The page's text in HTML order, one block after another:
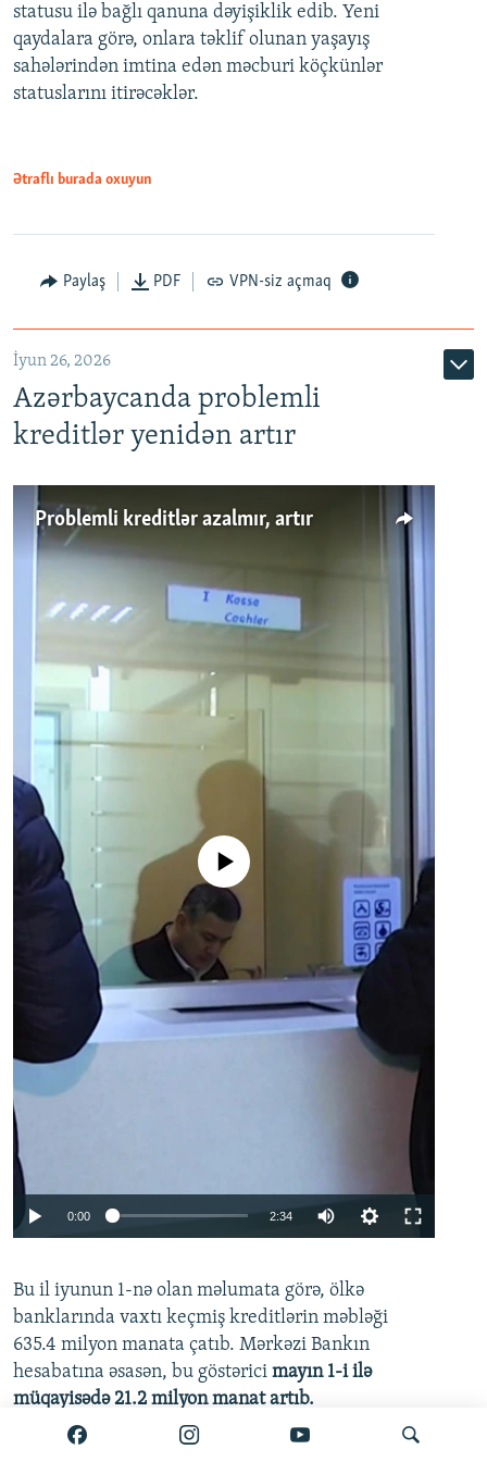
Auto 240p 360p 480p
720p 1080p
480p
720p
statusu ilə bağlı qanuna dəyişiklik edib. Yeni
qaydalara görə, onlara təklif olunan yaşayış
sahələrindən imtina edən məcburi köçkünlər
statuslarını itirəcəklər.
Ətraflı burada oxuyun
Paylaş PDF VPN-siz açmaq
İyun 26, 2026
Azərbaycanda problemli
kreditlər yenidən artır
Problemli kreditlər azalmır, artır
No media source currently available
0:00 2:34
360p
480p
720p
Bu il iyunun 1-nə olan məlumata görə, ölkə
banklarında vaxtı keçmiş kreditlərin məbləği
635.4 milyon manata çatıb. Mərkəzi Bankın
hesabatına əsasən, bu göstərici mayın 1-i ilə
müqayisədə 21.2 milyon manat artıb.